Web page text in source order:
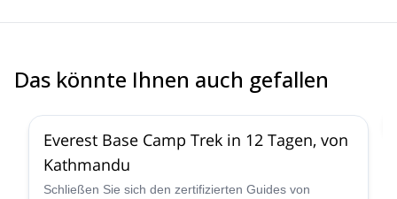
Das könnte Ihnen auch gefallen
Everest Base Camp Trek in 12 Tagen, von
Kathmandu
Schließen Sie sich den zertifizierten Guides von